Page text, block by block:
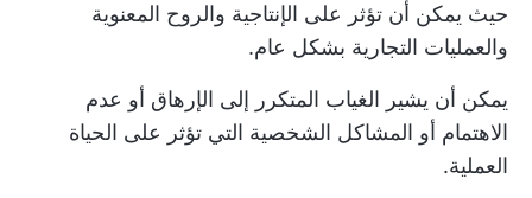
حيث يمكن أن تؤثر على الإنتاجية والروح المعنوية
والعمليات التجارية بشكل عام.
يمكن أن يشير الغياب المتكرر إلى الإرهاق أو عدم
الاهتمام أو المشاكل الشخصية التي تؤثر على الحياة
العملية.